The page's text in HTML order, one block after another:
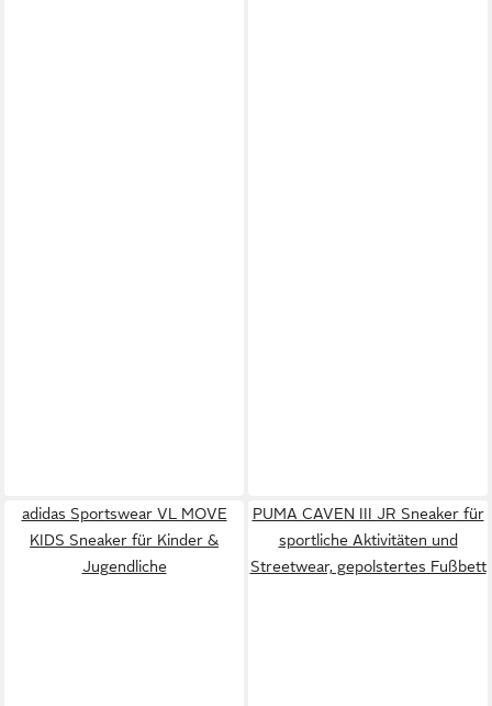
adidas Sportswear VL MOVE
KIDS Sneaker für Kinder &
Jugendliche
PUMA CAVEN III JR Sneaker für
sportliche Aktivitäten und
Streetwear, gepolstertes Fußbett